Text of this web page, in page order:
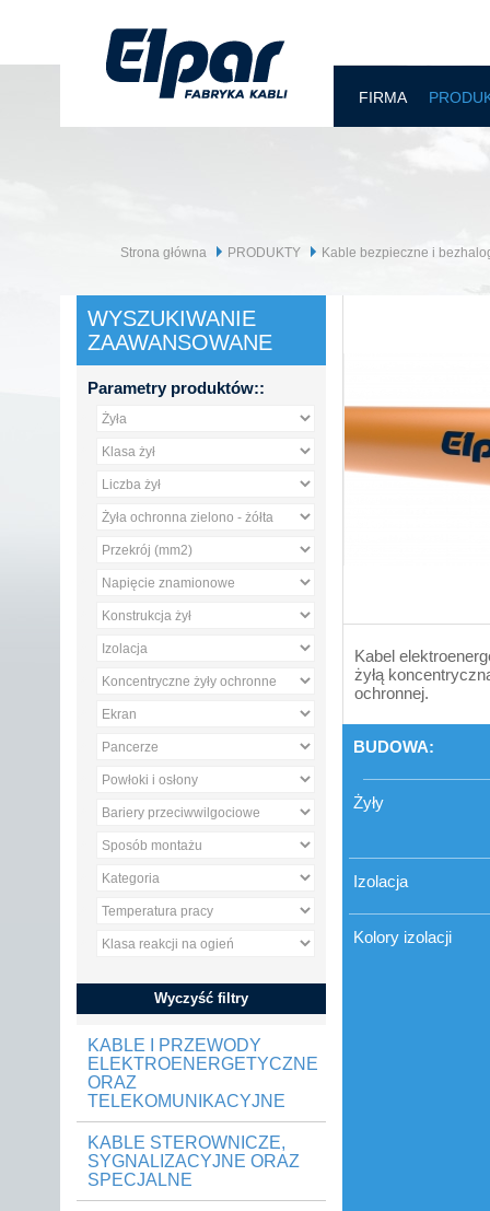
FIRMA
Strona główna PRODUKTY Kable bezpieczne i
WYSZUKIWANIE
ZAAWANSOWANE
Parametry produktów::
Wyczyść filtry
KABLE I PRZEWODY
ELEKTROENERGETYCZNE
ORAZ
TELEKOMUNIKACYJNE
KABLE STEROWNICZE,
SYGNALIZACYJNE ORAZ
SPECJALNE
Kabel
żyłą
ochronnej.
BUDOWA:
Żyły
Izolacja
Kolory izolacji